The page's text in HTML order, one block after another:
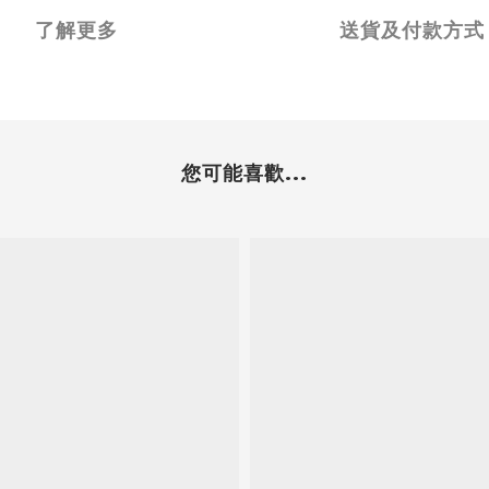
了解更多 送貨及付款方式
您可能喜歡...